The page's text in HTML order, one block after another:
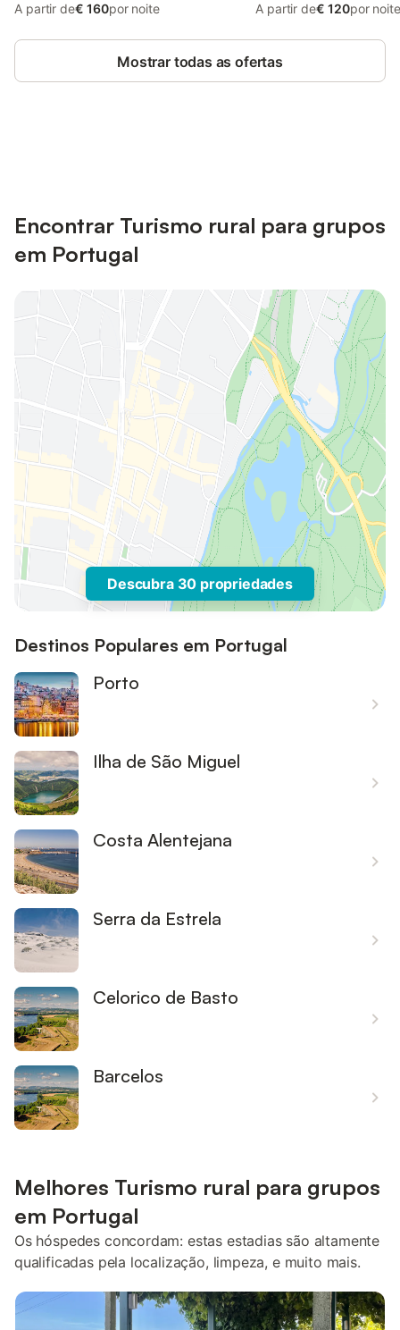
A partir de€ 160por noite
A partir de€ 120por noite
Mostrar todas as ofertas
Encontrar Turismo rural para grupos
em Portugal
Descubra 30 propriedades
Destinos Populares em Portugal
Porto
Ilha de São Miguel
Costa Alentejana
Serra da Estrela
Celorico de Basto
Barcelos
Melhores Turismo rural para grupos
em Portugal
Os hóspedes concordam: estas estadias são altamente
qualificadas pela localização, limpeza, e muito mais.